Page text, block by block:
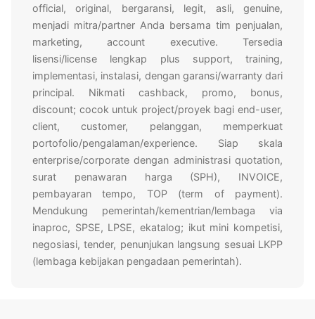
official, original, bergaransi, legit, asli, genuine,
menjadi mitra/partner Anda bersama tim penjualan,
marketing, account executive. Tersedia
lisensi/license lengkap plus support, training,
implementasi, instalasi, dengan garansi/warranty dari
principal. Nikmati cashback, promo, bonus,
discount; cocok untuk project/proyek bagi end-user,
client, customer, pelanggan, memperkuat
portofolio/pengalaman/experience. Siap skala
enterprise/corporate dengan administrasi quotation,
surat penawaran harga (SPH), INVOICE,
pembayaran tempo, TOP (term of payment).
Mendukung pemerintah/kementrian/lembaga via
inaproc, SPSE, LPSE, ekatalog; ikut mini kompetisi,
negosiasi, tender, penunjukan langsung sesuai LKPP
(lembaga kebijakan pengadaan pemerintah).